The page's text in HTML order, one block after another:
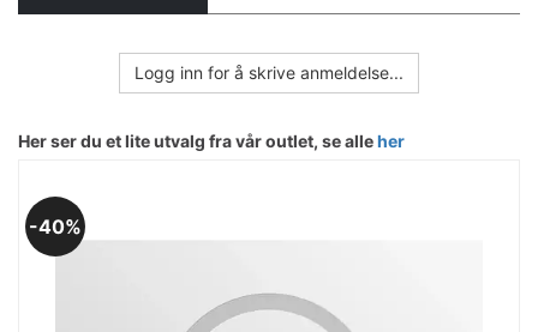
Logg inn for å skrive anmeldelse...
Her ser du et lite utvalg fra vår outlet, se alleher
40%